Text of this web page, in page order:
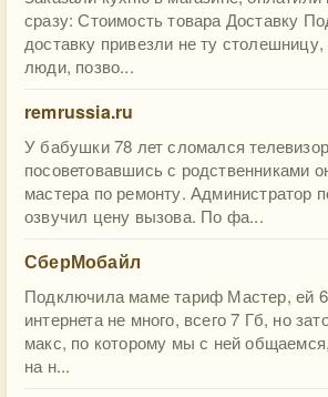
сразу: Стоимость товара Доставку
доставку привезли не ту
люди, позво...
remrussia.ru
У бабушки 78 лет сломался
посоветовавшись с родственниками
мастера по ремонту. Администратор
озвучил цену вызова. По фа...
СберМобайл
Подключила маме тариф Мастер, ей
интернета не много, всего 7 Гб, но
макс, по которому мы с ней
на н...